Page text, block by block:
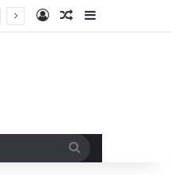
Log InRandom Article
Sidebar